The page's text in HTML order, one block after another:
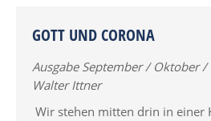
GOTT UND CORONA
Ausgabe September / Oktober
Walter Ittner
Wir stehen mitten drin in einer